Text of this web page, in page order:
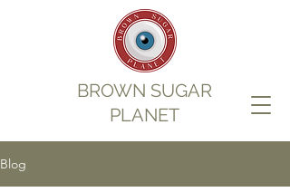
BROWN SUGAR
PLANET
Blog